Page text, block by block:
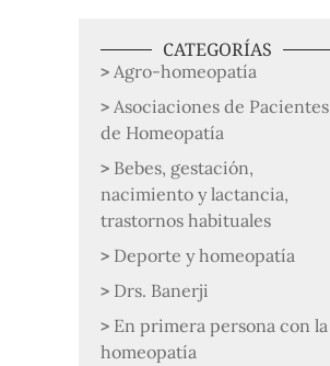
CATEGORÍAS
Agro-homeopatía
Asociaciones de Pacientes
de Homeopatía
Bebes, gestación,
nacimiento y lactancia,
trastornos habituales
Deporte y homeopatía
Drs. Banerji
En primera persona con la
homeopatía